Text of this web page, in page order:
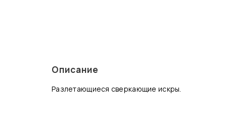
Описание
Разлетающиеся сверкающие искры.